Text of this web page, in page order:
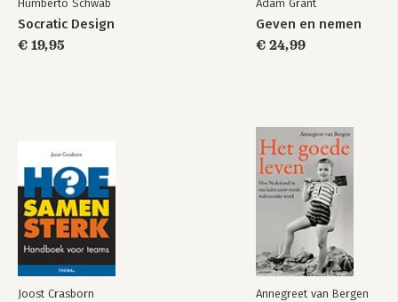
De essentie van
leiderschap
Bekijk alle boeken
Humberto Schwab
Socratic Design
€ 19,95
Adam Grant
Geven en nemen
€ 24,99
Joost Crasborn Annegreet van Bergen